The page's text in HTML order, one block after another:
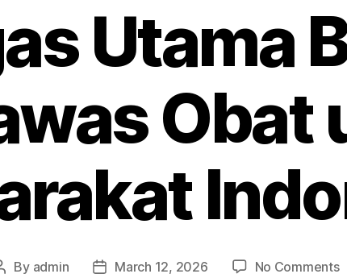
Utama
Obat
By admin
PostMarch 12, 2026 No Comments